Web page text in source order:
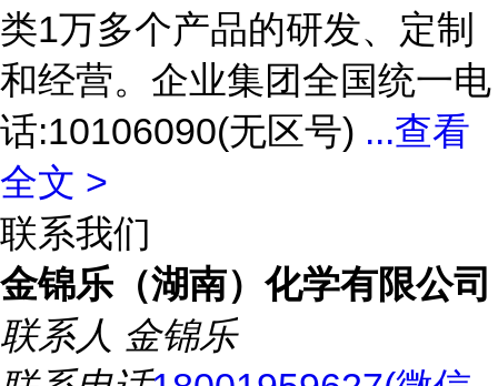
类1万多个产品的研发、定制
和经营。企业集团全国统一电
话:10106090(无区号) ...查看
全文 >
联系我们
金锦乐（湖南）化学有限公司
联系人 金锦乐